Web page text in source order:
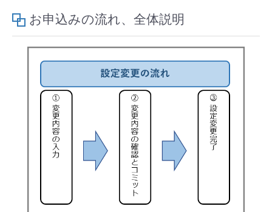
- Flexible InterConnect
- Flexible Remote Access
- vUTM2
お申込みの流れ、全体説明